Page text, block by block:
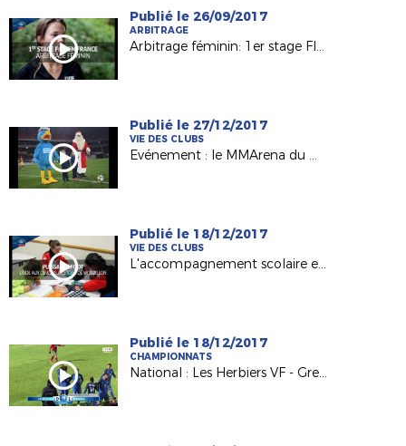
Publié le 26/09/2017
ARBITRAGE
Arbitrage féminin: 1er stage FIFA en France
Publié le 27/12/2017
VIE DES CLUBS
Evénement : le MMArena du Mans FC en mode Noël !
Publié le 18/12/2017
VIE DES CLUBS
L'accompagnement scolaire en lumière avec l'Etoile Mouzillonnaise
Publié le 18/12/2017
CHAMPIONNATS
National : Les Herbiers VF - Grenoble Foot 38 (0-1)